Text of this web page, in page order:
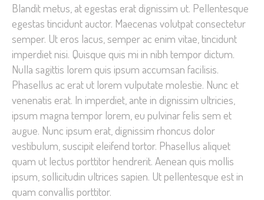
Blandit metus, at egestas erat dignissim ut. Pellentesque
egestas tincidunt auctor. Maecenas volutpat consectetur
semper. Ut eros lacus, semper ac enim vitae, tincidunt
imperdiet nisi. Quisque quis mi in nibh tempor dictum.
Nulla sagittis lorem quis ipsum accumsan facilisis.
Phasellus ac erat ut lorem vulputate molestie. Nunc et
venenatis erat. In imperdiet, ante in dignissim ultricies,
ipsum magna tempor lorem, eu pulvinar felis sem et
augue. Nunc ipsum erat, dignissim rhoncus dolor
vestibulum, suscipit eleifend tortor. Phasellus aliquet
quam ut lectus porttitor hendrerit. Aenean quis mollis
ipsum, sollicitudin ultrices sapien. Ut pellentesque est in
quam convallis porttitor.